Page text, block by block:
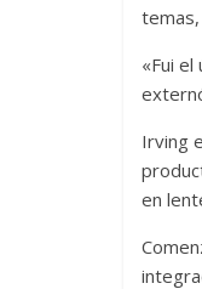
«Fui
Irving
en